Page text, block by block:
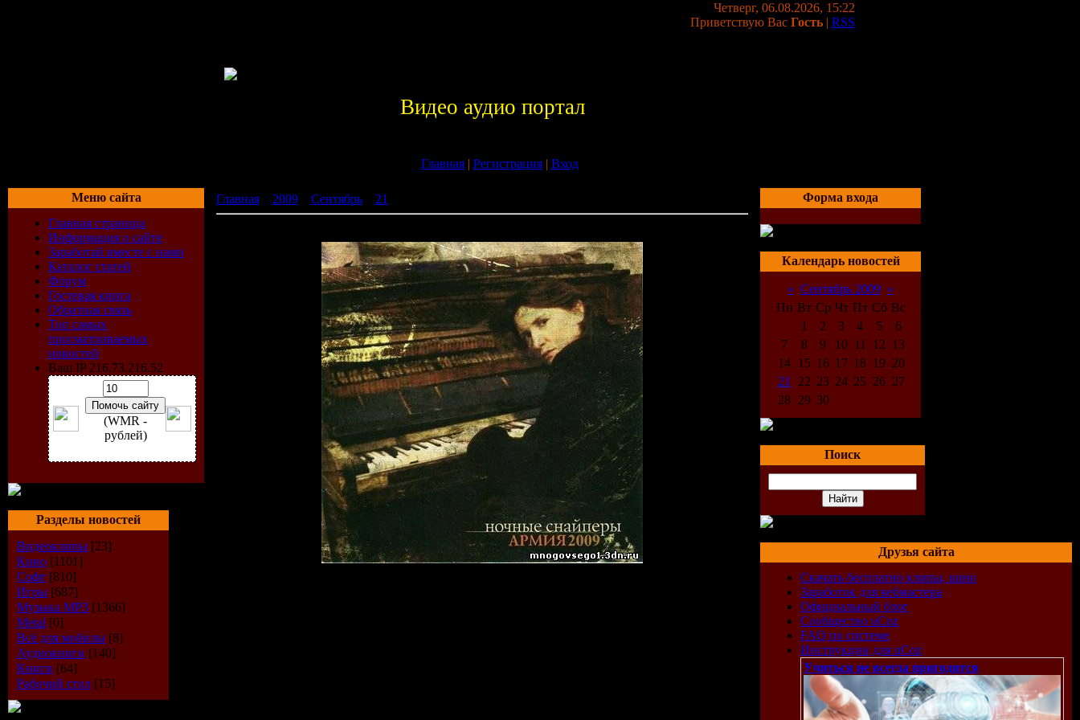
Четверг, 06.08.2026, 15:22
Приветствую Вас Гость | RSS
Видео аудио портал
Главная| Регистрация| Вход
Меню сайта
Главная страница
Информация о сайте
Заработай вместе с нами
Каталог статей
Форум
Гостевая книга
Обратная связь
Топ самых
просматриваемых
новостей
Ваш IP 216.73.216.52
(WMR -
рублей)
Разделы новостей
Видеоклипы [23]
Кино [1101]
Софт [810]
Игры [687]
Музыка МР3 [1366]
Metal [0]
Всё для мобилы [8]
Аудиокниги [140]
Книги [64]
Рабочий стол [15]
Главная 2009 Сентябрь 21 Форма входа
Календарь новостей
« Сентябрь 2009 »
Пн Вт Ср Чт Пт Сб Вс
1
2 3 4 5
6
7
8 9 10 11 12
13
14
15 16 17 18 19 20
21
22 23 24 25 26 27
28 29 30
Поиск
Друзья сайта
Скачать бесплатно клипы, кино
Заработок для вебмастера
Официальный блог
Сообщество uCoz
FAQ по системе
Инструкции для uCoz
Учиться не всегда пригодится